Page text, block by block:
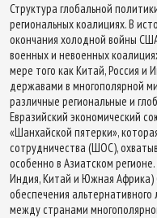
Структура глобальной
региональных коалициях. В
окончания холодной войны
военных и невоенных
мере того как Китай, Россия и
державами в многополярной
различные региональные и
Евразийский экономический
«Шанхайской пятерки»,
сотрудничества (ШОС),
особенно в Азиатском
Индия, Китай и Южная Африка)
обеспечения
между странами